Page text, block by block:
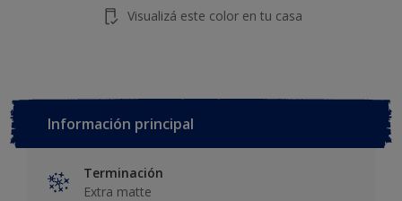
Visualizá este color en tu casa
Información principal
Terminación
Extra matte